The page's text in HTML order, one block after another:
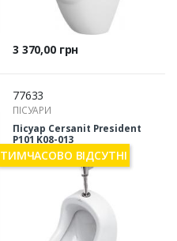
Ціна
3 370,00 грн
77633
ПІСУАРИ
Пісуар Cersanit President
P101 K08-013
ТИМЧАСОВО ВІДСУТНІ